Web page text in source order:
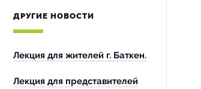
ДРУГИЕ НОВОСТИ
Лекция для жителей г. Баткен.
Лекция для представителей